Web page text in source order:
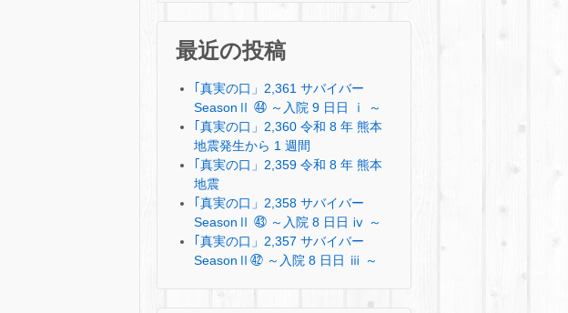
最近の投稿
｢真実の口」2,361 サバイバー
SeasonⅡ ㊹ ～入院 9 日日 ⅰ ～
｢真実の口」2,360 令和 8 年 熊本
地震発生から 1 週間
｢真実の口」2,359 令和 8 年 熊本
地震
｢真実の口」2,358 サバイバー
SeasonⅡ ㊸ ～入院 8 日日 ⅳ ～
｢真実の口」2,357 サバイバー
SeasonⅡ㊷ ～入院 8 日日 ⅲ ～